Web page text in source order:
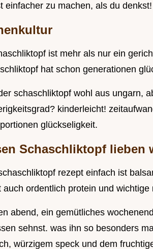
einfacher zu machen, als du denkst!
ist mehr als nur ein
hat schon generationen
schaschliktopf wohl aus ungarn,
kinderleicht!
glückseligkeit.
Schaschliktopf lieben
rezept einfach ist
auch ordentlich protein und wichtige
abend, ein gemütliches
sehnst. was ihn so besonders
würzigem speck und dem